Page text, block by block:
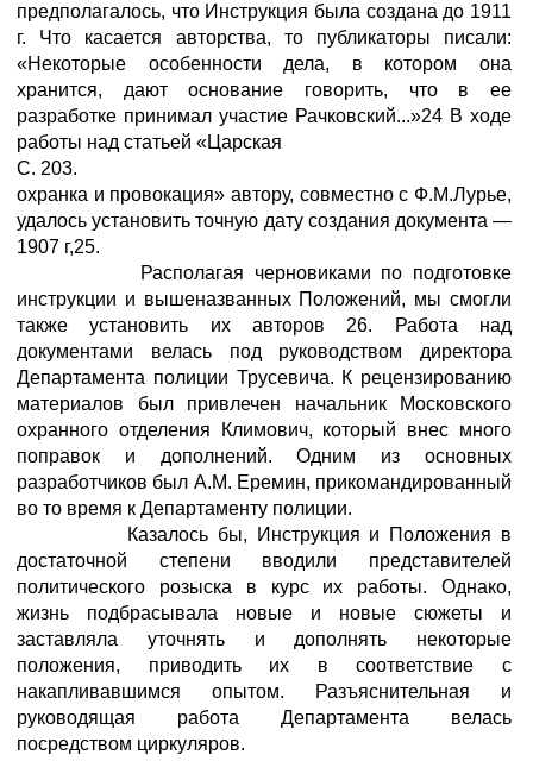
предполагалось, что Инструкция была создана до 1911
г. Что касается авторства, то публикаторы писали:
«Некоторые особенности дела, в котором она
хранится, дают основание говорить, что в ее
разработке принимал участие Рачковский...»24 В ходе
работы над статьей «Царская
С. 203.
охранка и провокация» автору, совместно с Ф.М.Лурье,
удалось установить точную дату создания документа —
1907 г,25.
Располагая черновиками по подготовке
инструкции и вышеназванных Положений, мы смогли
также установить их авторов 26. Работа над
документами велась под руководством директора
Департамента полиции Трусевича. К рецензированию
материалов был привлечен начальник Московского
охранного отделения Климович, который внес много
поправок и дополнений. Одним из основных
разработчиков был А.М. Еремин, прикомандированный
во то время к Департаменту полиции.
Казалось бы, Инструкция и Положения в
достаточной степени вводили представителей
политического розыска в курс их работы. Однако,
жизнь подбрасывала новые и новые сюжеты и
заставляла уточнять и дополнять некоторые
положения, приводить их в соответствие с
накапливавшимся опытом. Разъяснительная и
руководящая работа Департамента велась
посредством циркуляров.